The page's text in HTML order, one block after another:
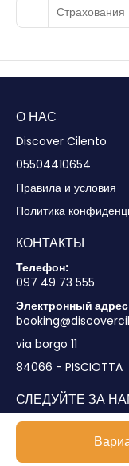
Страхования
О НАС
Discover Cilento
05504410654
Правила и условия
Политика
КОНТАКТЫ
Телефон:
097 49 73 555
Электронный
via borgo 11
84066 - PISCIOTTA
СЛЕДУЙТЕ ЗА